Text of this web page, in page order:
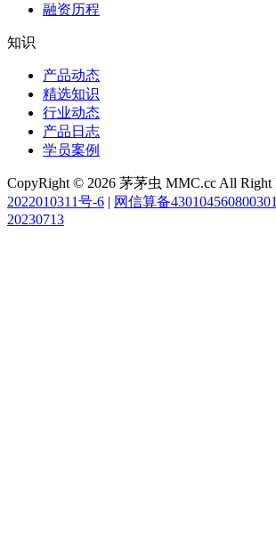
融资历程
知识
产品动态
精选知识
行业动态
产品日志
学员案例
CopyRight © 2026 茅茅虫 MMC.cc All Right
2022010311号-6 | 网信算备
20230713